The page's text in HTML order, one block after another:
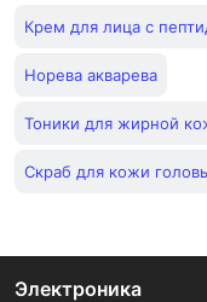
Крем для лица с
Норева акварева
Тоники для жирной
Скраб для кожи
Электроника